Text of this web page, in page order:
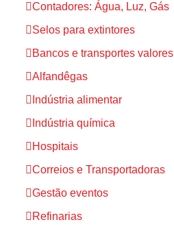
Contadores: Água, Luz, Gás
Selos para extintores
Bancos e transportes valores
Alfandêgas
Indústria alimentar
Indústria química
Hospitais
Correios e Transportadoras
Gestão eventos
Refinarias